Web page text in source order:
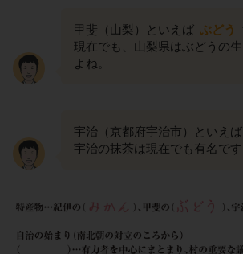
甲斐（山梨）といえば ぶどう
現在でも、山梨県はぶどうの
よね。
宇治（京都府宇治市）といえば
宇治の抹茶は現在でも有名です